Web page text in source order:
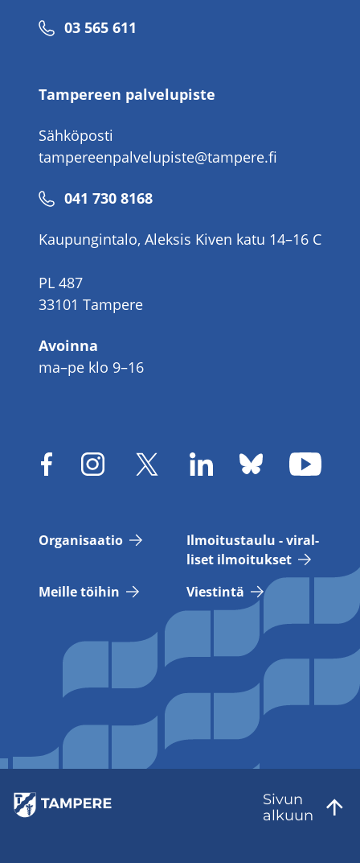
Puhelinnumero
03 565 611
Tampereen palvelupiste
Sähköposti
tampereenpalvelupiste@tampere.fi
Puhelinnumero
041 730 8168
Kaupungintalo, Aleksis Kiven katu 14–16 C
PL 487
33101 Tampere
Avoinna
ma–pe klo 9–16
Or­ga­ni­saa­tio
Il­moi­tus­tau­lu - vi­ral­
li­set il­moi­tuk­set
Meil­le töi­hin
Vies­tin­tä
Sivun
al­kuun